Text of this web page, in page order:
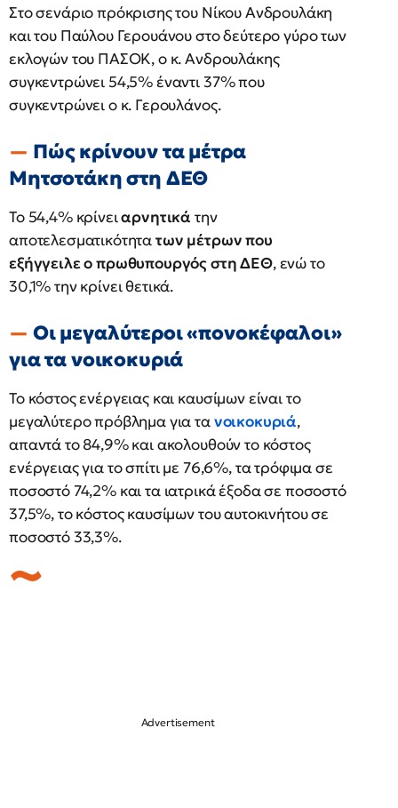
Στο σενάριο πρόκρισης του Νίκου Ανδρουλάκη
και του Παύλου Γερουάνου στο δεύτερο γύρο των
εκλογών του ΠΑΣΟΚ, ο κ. Ανδρουλάκης
συγκεντρώνει 54,5% έναντι 37% που
συγκεντρώνει ο κ. Γερουλάνος.
Πώς κρίνουν τα μέτρα
Μητσοτάκη στη ΔΕΘ
Το 54,4% κρίνειαρνητικάτην
αποτελεσματικότητατων μέτρων που
εξήγγειλε ο πρωθυπουργός στη ΔΕΘ, ενώ το
30,1% την κρίνει θετικά.
Οι μεγαλύτεροι «πονοκέφαλοι»
για τα νοικοκυριά
Το κόστος ενέργειας και καυσίμων είναι το
μεγαλύτερο πρόβλημα για τανοικοκυριά,
απαντά το 84,9% και ακολουθούν το κόστος
ενέργειας για το σπίτι με 76,6%, τα τρόφιμα σε
ποσοστό 74,2% και τα ιατρικά έξοδα σε ποσοστό
37,5%, το κόστος καυσίμων του αυτοκινήτου σε
ποσοστό 33,3%.